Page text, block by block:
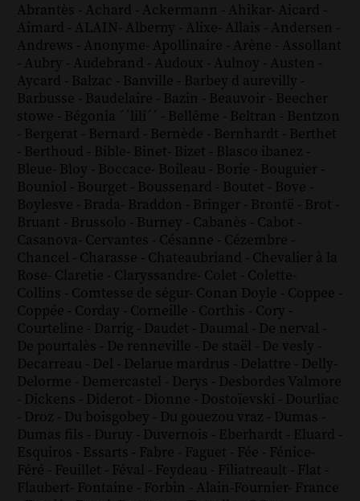
Abrantès - Achard - Ackermann - Ahikar- Aicard -
Aimard - ALAIN- Alberny - Alixe- Allais - Andersen -
Andrews - Anonyme- Apollinaire - Arène - Assollant
- Aubry - Audebrand - Audoux - Aulnoy - Austen -
Aycard - Balzac - Banville - Barbey d aurevilly -
Barbusse - Baudelaire - Bazin - Beauvoir - Beecher
stowe - Bégonia ´´lili´´ - Bellême - Beltran - Bentzon
- Bergerat - Bernard - Bernède - Bernhardt - Berthet
- Berthoud - Bible- Binet- Bizet - Blasco ibanez -
Bleue- Bloy - Boccace- Boileau - Borie - Bouguier -
Bouniol - Bourget - Boussenard - Boutet - Bove -
Boylesve - Brada- Braddon - Bringer - Brontë - Brot -
Bruant - Brussolo - Burney - Cabanès - Cabot -
Casanova- Cervantes - Césanne - Cézembre -
Chancel - Charasse - Chateaubriand - Chevalier à la
Rose- Claretie - Claryssandre- Colet - Colette-
Collins - Comtesse de ségur- Conan Doyle - Coppee -
Coppée - Corday - Corneille - Corthis - Cory -
Courteline - Darrig - Daudet - Daumal - De nerval -
De pourtalès - De renneville - De staël - De vesly -
Decarreau - Del - Delarue mardrus - Delattre - Delly-
Delorme - Demercastel - Derys - Desbordes Valmore
- Dickens - Diderot - Dionne - Dostoïevski - Dourliac
- Droz - Du boisgobey - Du gouezou vraz - Dumas -
Dumas fils - Duruy - Duvernois - Eberhardt - Eluard -
Esquiros - Essarts - Fabre - Faguet - Fée - Fénice-
Féré - Feuillet - Féval - Feydeau - Filiatreault - Flat -
Flaubert- Fontaine - Forbin - Alain-Fournier- France